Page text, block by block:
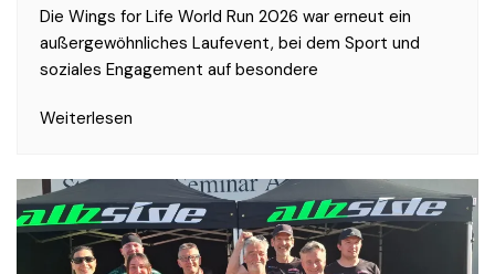
Die Wings for Life World Run 2026 war erneut ein
außergewöhnliches Laufevent, bei dem Sport und
soziales Engagement auf besondere
Weiterlesen